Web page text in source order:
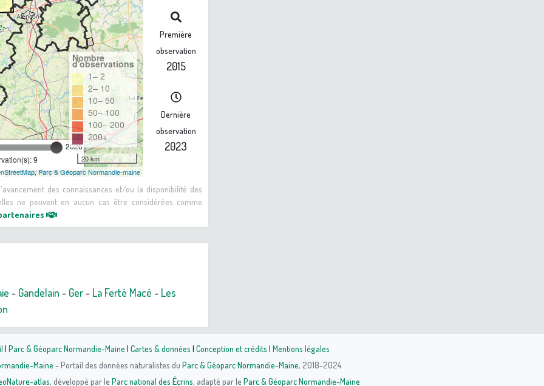
2026
9
Nombre
d'observations
1– 2
2– 10
10– 50
50– 100
100– 200
200+
20 km
,Parc & Géoparc Normandie-maine
Première
observation
2015
Dernière
observation
2023
des connaissances et/ou la disponibilité des
ne peuvent en aucun cas être considérées comme
- Gandelain - Ger- La Ferté Macé - Les
| Parc & Géoparc Normandie-Maine | Cartes & données | Conception et crédits | Mentions légales
Maine - Portail des données naturalistes du Parc & Géoparc Normandie-Maine, 2018-2024
atlas, développé par le Parc national des Écrins, adapté par le Parc & Géoparc Normandie-Maine